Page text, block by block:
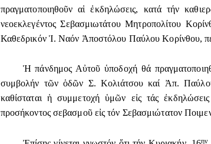
πραγματοποιηθοῦν αἱ ἐκδηλώσεις, κατά τήν
νεοεκλεγέντος Σεβασμιωτάτου Μητροπολίτου
Καθεδρικόν Ἱ. Ναόν Ἀποστόλου Παύλου Κορίνθου,
Ἡ πάνδημος Αὐτοῦ ὑποδοχή θά
συμβολήν τῶν ὁδῶν Σ. Κολιάτσου καί Ἀπ.
καθίσταται ἡ συμμετοχή ὑμῶν εἰς τάς
προσήκοντος σεβασμοῦ εἰς τόν Σεβασμιώτατον
ην